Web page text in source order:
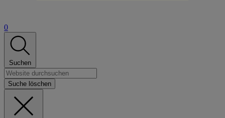
0
Suchen
Suche löschen